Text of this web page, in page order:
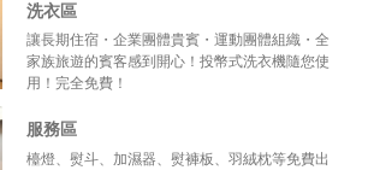
洗衣區
讓長期住宿・企業團體貴賓・運動團體組織・全
家族旅遊的賓客感到開心！投幣式洗衣機隨您使
用！完全免費！
服務區
檯燈、熨斗、加濕器、熨褲板、羽絨枕等免費出